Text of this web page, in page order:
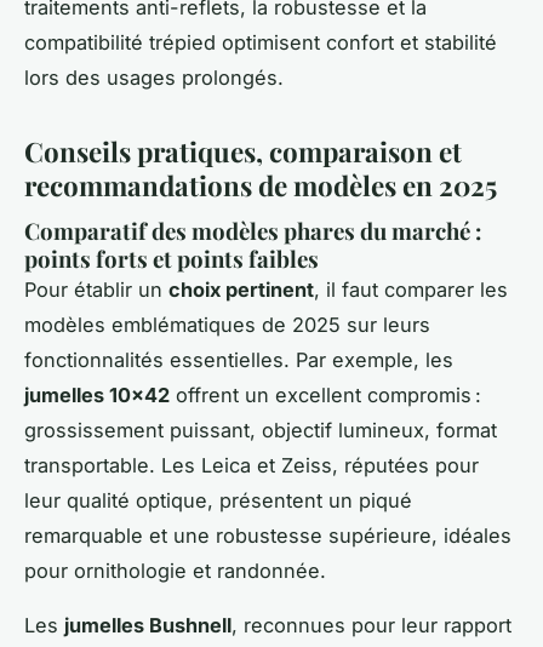
traitements anti-reflets, la robustesse et la
compatibilité trépied optimisent confort et stabilité
lors des usages prolongés.
Conseils pratiques, comparaison et
recommandations de modèles en 2025
Comparatif des modèles phares du marché :
points forts et points faibles
Pour établir un choix pertinent, il faut comparer les
modèles emblématiques de 2025 sur leurs
fonctionnalités essentielles. Par exemple, les
jumelles 10x42 offrent un excellent compromis :
grossissement puissant, objectif lumineux, format
transportable. Les Leica et Zeiss, réputées pour
leur qualité optique, présentent un piqué
remarquable et une robustesse supérieure, idéales
pour ornithologie et randonnée.
Les jumelles Bushnell, reconnues pour leur rapport